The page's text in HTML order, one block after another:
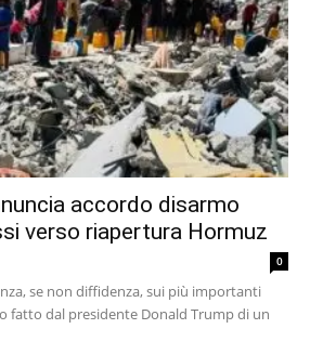
accordo disarmo
verso riapertura Hormuz
0
se non diffidenza, sui più importanti
fatto dal presidente Donald Trump di un